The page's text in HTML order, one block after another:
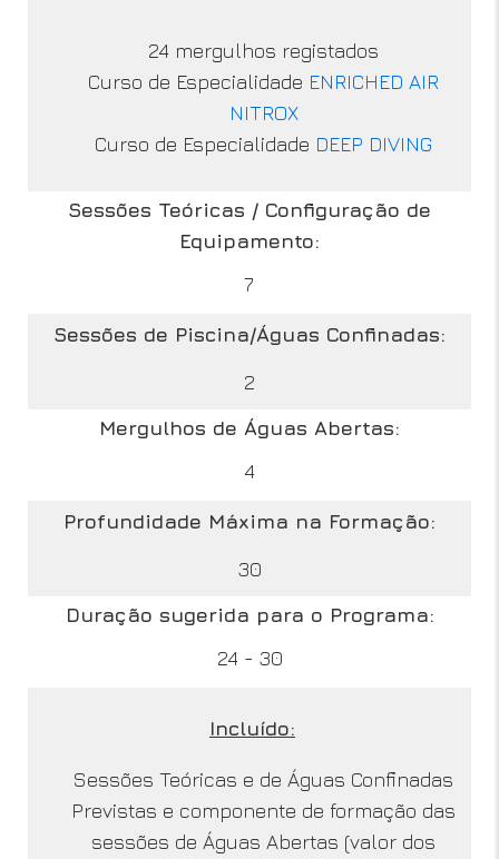
24 mergulhos registados
Curso de Especialidade ENRICHED AIR
NITROX
Curso de Especialidade DEEP DIVING
Sessões Teóricas / Configuração de
Equipamento:
7
Sessões de Piscina/Águas Confinadas:
2
Mergulhos de Águas Abertas:
4
Profundidade Máxima na Formação:
30
Duração sugerida para o Programa:
24 - 30
Incluído:
Sessões Teóricas e de Águas Confinadas
Previstas e componente de formação das
sessões de Águas Abertas (valor dos